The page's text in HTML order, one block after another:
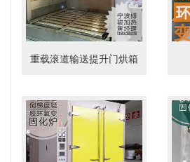
重载滚道输送提升门烘箱